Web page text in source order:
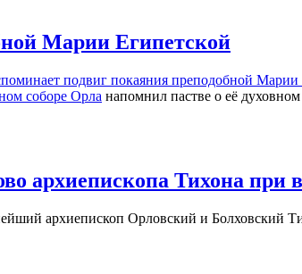
Марии Египетской
подвиг покаяния преподобной
соборе Орла напомнил пастве о её
архиепископа Тихона
архиепископ Орловский и Болховский